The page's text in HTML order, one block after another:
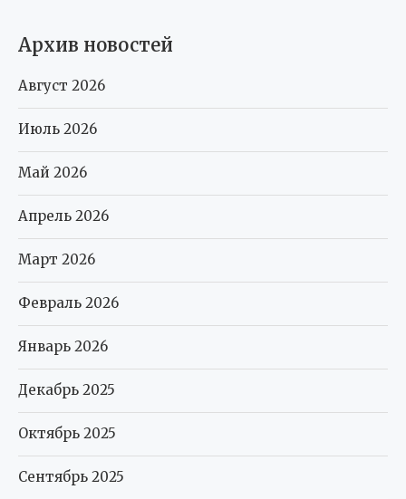
Архив новостей
Август 2026
Июль 2026
Май 2026
Апрель 2026
Март 2026
Февраль 2026
Январь 2026
Декабрь 2025
Октябрь 2025
Сентябрь 2025